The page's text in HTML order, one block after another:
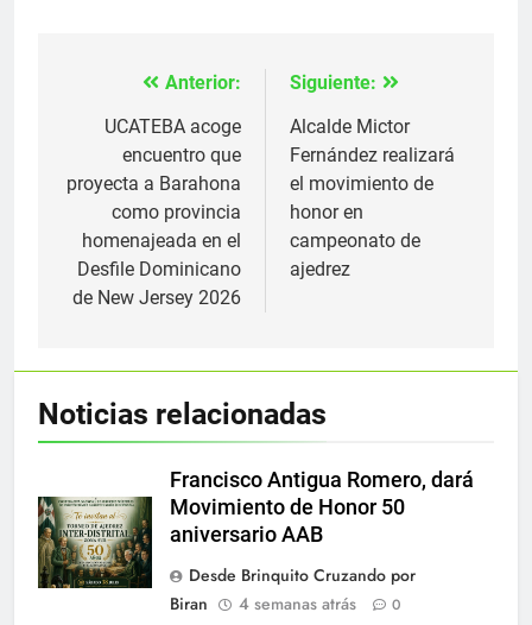
Navegación
entradas
Anterior:
UCATEBA acoge
encuentro que
proyecta a Barahona
como provincia
homenajeada en el
Desfile Dominicano
de New Jersey 2026
Siguiente:
Alcalde Mictor
Fernández realizará
el movimiento de
honor en
campeonato de
ajedrez
Noticias relacionadas
Francisco Antigua Romero, dará
Movimiento de Honor 50
aniversario AAB
Desde Brinquito Cruzando por
Biran
4 semanas atrás 0